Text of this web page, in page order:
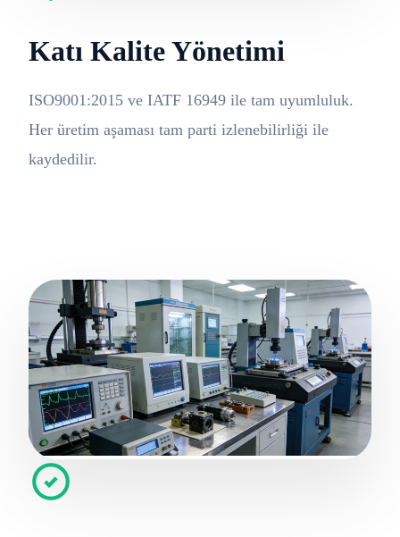
Katı Kalite Yönetimi
ISO9001:2015 ve IATF 16949 ile tam uyumluluk.
Her üretim aşaması tam parti izlenebilirliği ile
kaydedilir.